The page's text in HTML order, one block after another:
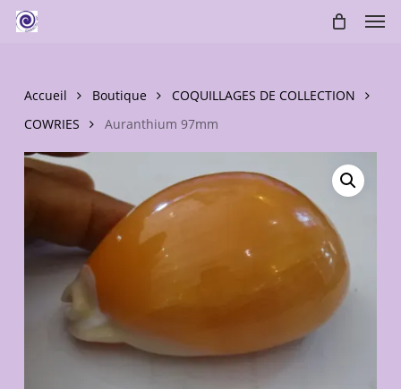
main
Accueil Boutique
COQUILLAGES DE COLLECTION
COWRIES
Auranthium 97mm